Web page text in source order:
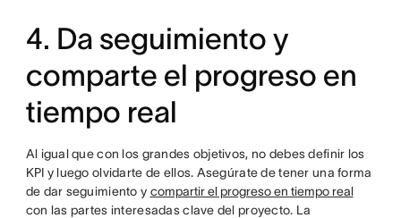
4. Da seguimiento y
comparte el progreso en
tiempo real
Al igual que con los grandes objetivos, no debes definir los
KPI y luego olvidarte de ellos. Asegúrate de tener una forma
de dar seguimiento y compartir el progreso en tiempo real
con las partes interesadas clave del proyecto. La